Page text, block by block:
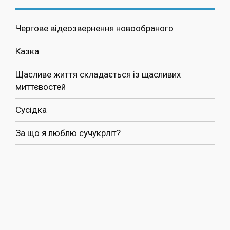
Чергове відеозвернення новообраного
Казка
Щасливе життя складається із щасливих
миттєвостей
Сусідка
За що я люблю сучукрліт?